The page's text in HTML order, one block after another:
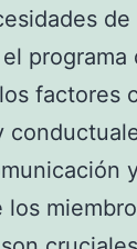
factores
los